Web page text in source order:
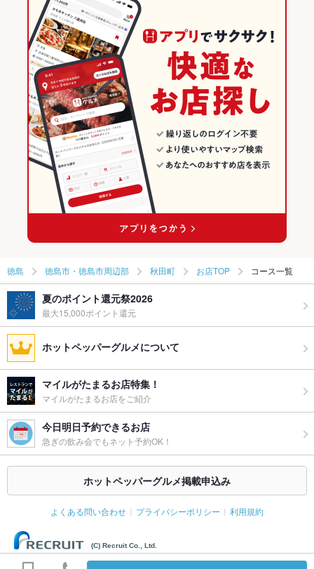
徳島駅 × 鉄板焼き
徳島 × 洋食
徳島 × 鉄板焼き
徳島市・徳島市周辺部のグルメランキング
秋田町のグルメランキング
徳島 徳島市・徳島市周辺部 秋田町 お店TOP コース一覧
夏のポイント還元祭2026
最大15,000ポイント還元
ホットペッパーグルメについて
マイルがたまるお店特集！
マイルがたまるお店をご紹介
今日明日予約できるお店
急ぎの飲み会でもネット予約OK！
ホットペッパーグルメ掲載申込み
よくある問い合わせ プライバシーポリシー 利用規約
(C) Recruit Co., Ltd.